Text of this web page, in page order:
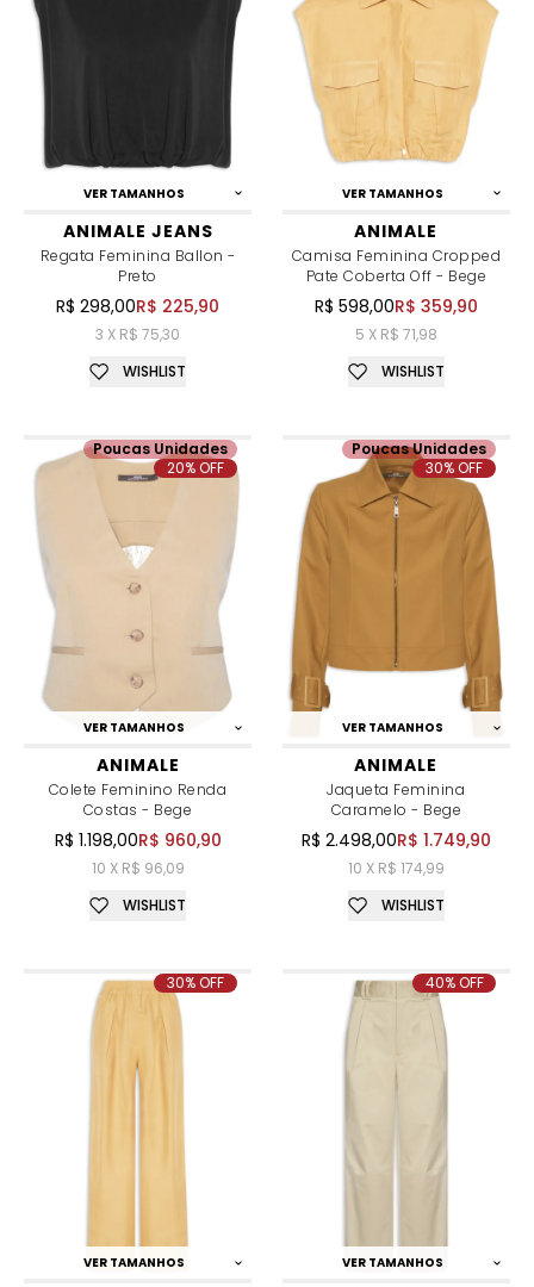
VER TAMANHOS
ANIMALE JEANS
Regata Feminina Ballon -
Preto
R$ 298,00R$ 225,90
3 X R$ 75,30
WISHLIST
VER TAMANHOS
ANIMALE
Camisa Feminina Cropped
Pate Coberta Off - Bege
R$ 598,00R$ 359,90
5 X R$ 71,98
WISHLIST
VER TAMANHOS
ANIMALE
Colete Feminino Renda
Costas - Bege
R$ 1.198,00R$ 960,90
10 X R$ 96,09
Poucas Unidades
20% OFF
WISHLIST
VER TAMANHOS
ANIMALE
Jaqueta Feminina
Caramelo - Bege
R$ 2.498,00R$ 1.749,90
10 X R$ 174,99
Poucas Unidades
30% OFF
WISHLIST
VER TAMANHOS
30% OFF
VER TAMANHOS
40% OFF